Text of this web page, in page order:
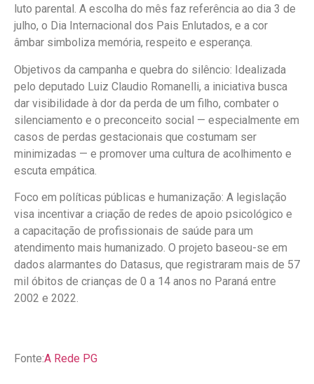
luto parental. A escolha do mês faz referência ao dia 3 de
julho, o Dia Internacional dos Pais Enlutados, e a cor
âmbar simboliza memória, respeito e esperança.
Objetivos da campanha e quebra do silêncio: Idealizada
pelo deputado Luiz Claudio Romanelli, a iniciativa busca
dar visibilidade à dor da perda de um filho, combater o
silenciamento e o preconceito social — especialmente em
casos de perdas gestacionais que costumam ser
minimizadas — e promover uma cultura de acolhimento e
escuta empática.
Foco em políticas públicas e humanização: A legislação
visa incentivar a criação de redes de apoio psicológico e
a capacitação de profissionais de saúde para um
atendimento mais humanizado. O projeto baseou-se em
dados alarmantes do Datasus, que registraram mais de 57
mil óbitos de crianças de 0 a 14 anos no Paraná entre
2002 e 2022.
Fonte:A Rede PG